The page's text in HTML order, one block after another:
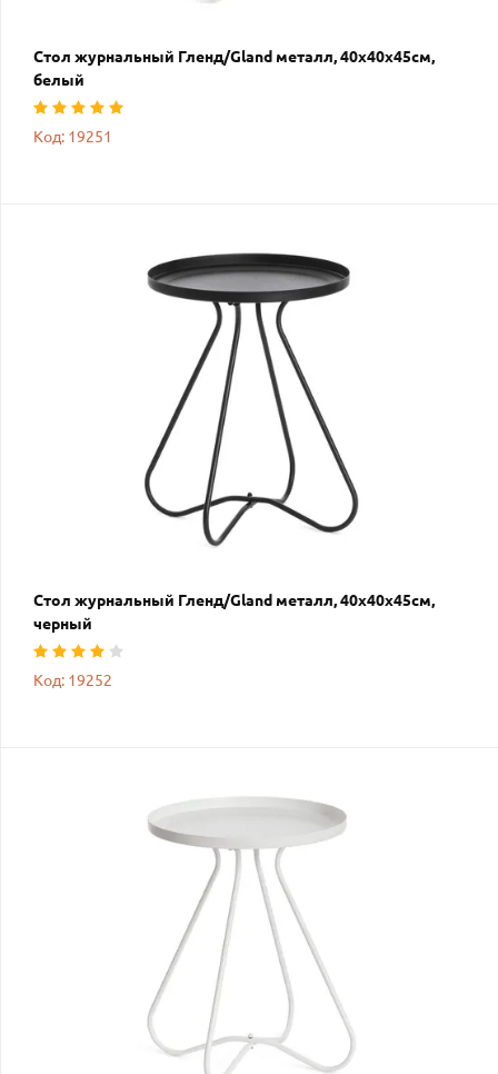
Стол журнальный Гленд/Gland металл, 40х40х45см,
белый
Код: 19251
Стол журнальный Гленд/Gland металл, 40х40х45см,
черный
Код: 19252